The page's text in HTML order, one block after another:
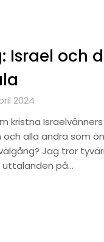
Israel och
2024
kristna
alla andra som
Jag tror
på…